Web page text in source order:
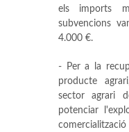
els imports
subvencions
4.000 €.
- Per a la
producte
sector agrari
potenciar